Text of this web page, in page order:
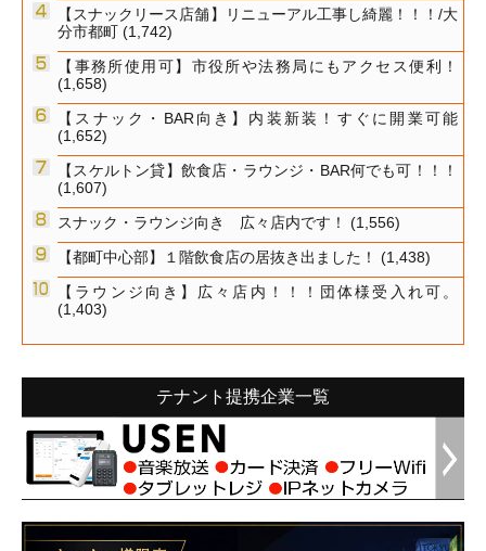
【スナックリース店舗】リニューアル工事し綺麗！！！/大
分市都町 (1,742)
【事務所使用可】市役所や法務局にもアクセス便利！
(1,658)
【スナック・BAR向き】内装新装！すぐに開業可能
(1,652)
【スケルトン貸】飲食店・ラウンジ・BAR何でも可！！！
(1,607)
スナック・ラウンジ向き 広々店内です！
(1,556)
【都町中心部】１階飲食店の居抜き出ました！
(1,438)
【ラウンジ向き】広々店内！！！団体様受入れ可。
(1,403)
テナント提携企業一覧